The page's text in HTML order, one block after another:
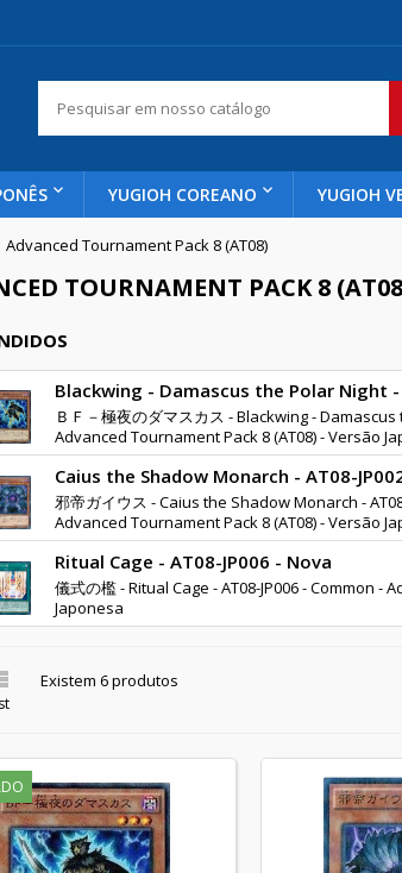
YUGIOH COREANO YUGIOH
Advanced Tournament Pack 8 (AT08)
TOURNAMENT PACK 8
Blackwing - Damascus the Polar Night -
ＢＦ－極夜のダマスカス - Blackwing -
Advanced Tournament Pack 8 (AT08) - Versão
Caius the Shadow Monarch - AT08-
邪帝ガイウス - Caius the Shadow Monarch -
Advanced Tournament Pack 8 (AT08) - Versão
Ritual Cage - AT08-JP006 - Nova
儀式の檻 - Ritual Cage - AT08-JP006 - Common -
Japonesa
Existem 6 produtos